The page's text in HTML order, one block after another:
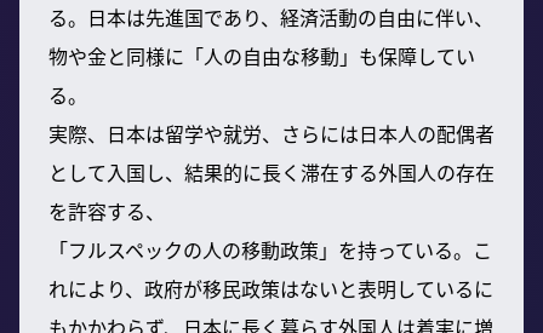
る。日本は先進国であり、経済活動の自由に伴い、
物や金と同様に「人の自由な移動」も保障してい
る。
実際、日本は留学や就労、さらには日本人の配偶者
として入国し、結果的に長く滞在する外国人の存在
を許容する、
「フルスペックの人の移動政策」を持っている。こ
れにより、政府が移民政策はないと表明しているに
もかかわらず、日本に長く暮らす外国人は着実に増